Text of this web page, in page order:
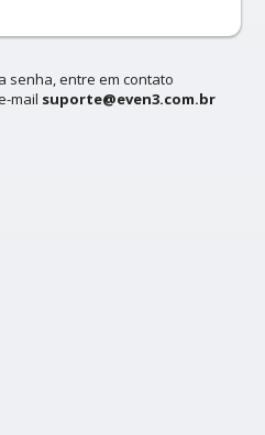
senha, entre em contato
mail suporte@even3.com.br